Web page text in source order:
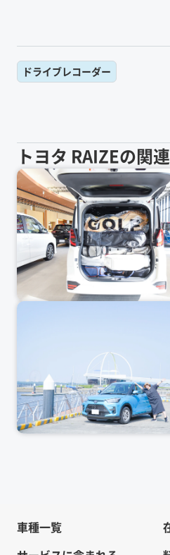
ドライブレコーダー
トヨタ RAIZEの関
車種一覧